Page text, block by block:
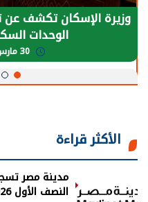
وزيرة الإسكان تكشف عن
الوحدات
الأكثر قراءة
النصف الأول 2026